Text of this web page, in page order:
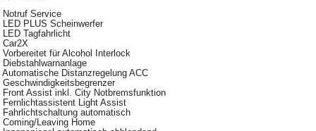
Notruf Service
PLUS Scheinwerfer
Tagfahrlicht
für Alcohol Interlock
Distanzregelung ACC
Assist inkl. City Notbremsfunktion
Light Assist
automatisch
Leaving Home